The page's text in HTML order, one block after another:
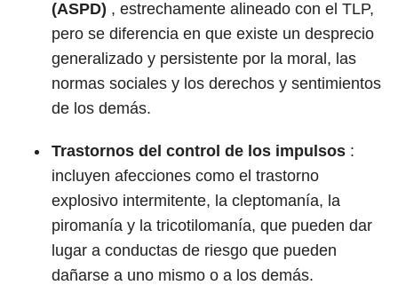
(ASPD) , estrechamente alineado con el TLP,
pero se diferencia en que existe un desprecio
generalizado y persistente por la moral, las
normas sociales y los derechos y sentimientos
de los demás.
Trastornos del control de los impulsos :
incluyen afecciones como el trastorno
explosivo intermitente, la cleptomanía, la
piromanía y la tricotilomanía, que pueden dar
lugar a conductas de riesgo que pueden
dañarse a uno mismo o a los demás.